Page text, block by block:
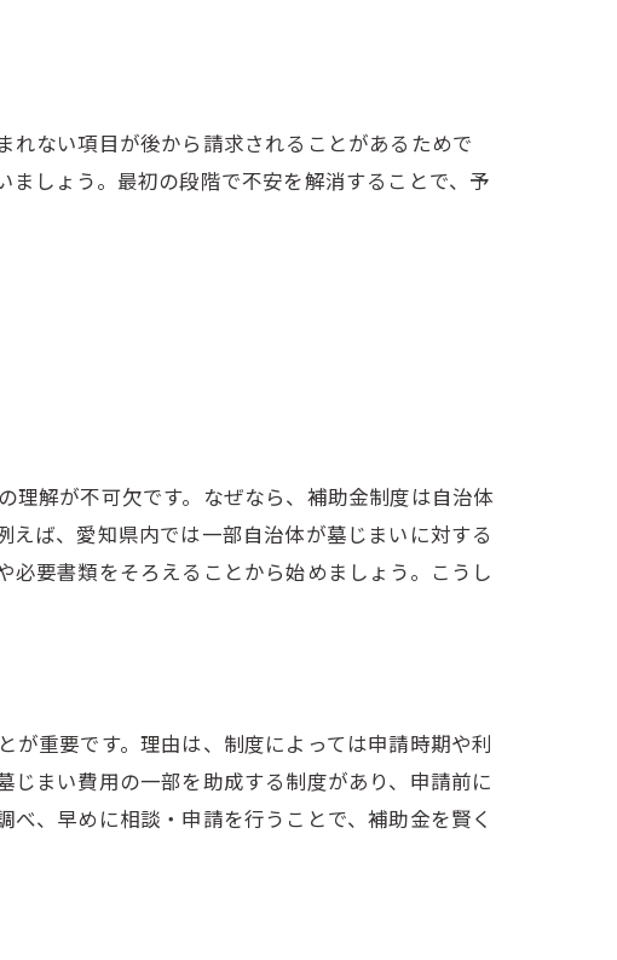
価格
プ
ない項目が後から請求されることがあるためで
しょう。最初の段階で不安を解消することで、予
解が不可欠です。なぜなら、補助金制度は自治体
ば、愛知県内では一部自治体が墓じまいに対する
要書類をそろえることから始めましょう。こうし
重要です。理由は、制度によっては申請時期や利
まい費用の一部を助成する制度があり、申請前に
、早めに相談・申請を行うことで、補助金を賢く